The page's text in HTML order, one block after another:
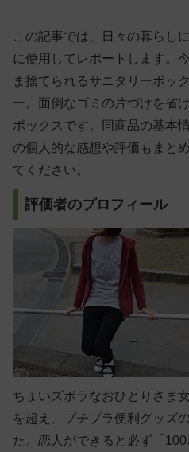
この記事では、日々の暮らし
に使用してレポートします。
ま捨てられるサニタリーボッ
ー。面倒なゴミの片づけを省
ボックスです。同商品の基本
の個人的な感想や評価もまと
てください。
評価者のプロフィール
ちょいズボラなおひとりさま
を超え、プチプラ便利グッズ
た。恋人ができると必ず「100